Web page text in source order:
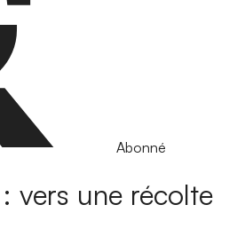
Abonné
vers une récolte